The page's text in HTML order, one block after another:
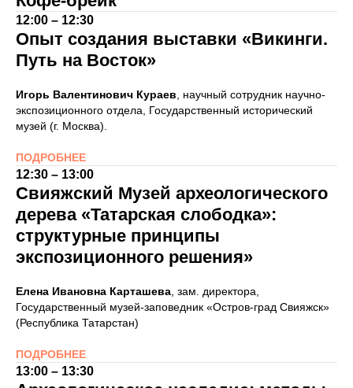
12:00 – 12:30
Опыт создания выставки «Викинги.
Путь на Восток»
Игорь Валентинович Кураев, научный сотрудник научно-
экспозиционного отдела, Государственный исторический
музей (г. Москва).
ПОДРОБНЕЕ
12:30 – 13:00
Свияжский Музей археологического
дерева «Татарская слободка»:
структурные принципы
экспозиционного решения»
Елена Ивановна Карташева, зам. директора,
Государственный музей-заповедник «Остров-град Свияжск»
(Республика Татарстан)
ПОДРОБНЕЕ
13:00 – 13:30